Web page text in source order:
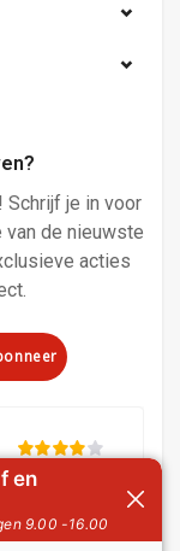
Schrijf je in voor
de nieuwste
acties